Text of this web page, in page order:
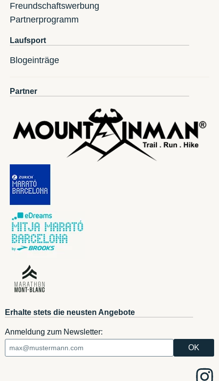
Freundschaftswerbung
Partnerprogramm
Laufsport
Blogeinträge
Partner
Erhalte stets die neusten Angebote
Anmeldung zum Newsletter: